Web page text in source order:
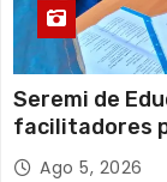
Seremi de
facilitadores
Escolar 2027
Ago 5, 2026